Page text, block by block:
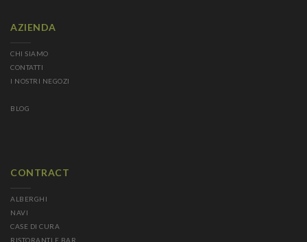
AZIENDA
CHI SIAMO
CONTATTI
I NOSTRI NEGOZI
BLOG
CONTRACT
ALBERGHI
NAVI
CASE DI CURA
RISTORANTI E BAR